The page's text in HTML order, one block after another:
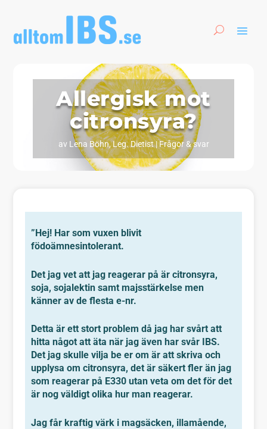
Allergisk mot
citronsyra?
av Lena Böhn, Leg. Dietist|Frågor & svar
”Hej! Har som vuxen blivit
födoämnesintolerant.
Det jag vet att jag reagerar på är citronsyra,
soja, sojalektin samt majsstärkelse men
känner av de flesta e-nr.
Detta är ett stort problem då jag har svårt att
hitta något att äta när jag även har svår IBS.
Det jag skulle vilja be er om är att skriva och
upplysa om citronsyra, det är säkert fler än jag
som reagerar på E330 utan veta om det för det
är nog väldigt olika hur man reagerar.
Jag får kraftig värk i magsäcken, illamående,